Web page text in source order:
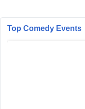
Top Comedy Events